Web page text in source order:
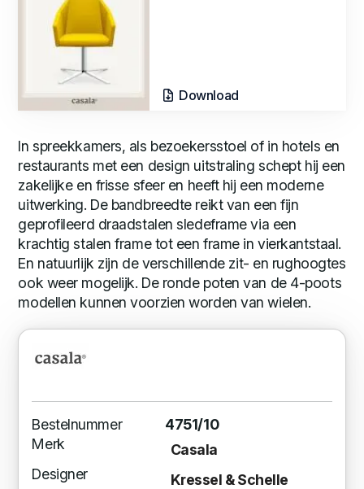
Download
In spreekkamers, als bezoekersstoel of in hotels en
restaurants met een design uitstraling schept hij een
zakelijke en frisse sfeer en heeft hij een moderne
uitwerking. De bandbreedte reikt van een fijn
geprofileerd draadstalen sledeframe via een
krachtig stalen frame tot een frame in vierkantstaal.
En natuurlijk zijn de verschillende zit- en rughoogtes
ook weer mogelijk. De ronde poten van de 4-poots
modellen kunnen voorzien worden van wielen.
Bestelnummer
4751/10
Merk
Casala
Designer
Kressel & Schelle